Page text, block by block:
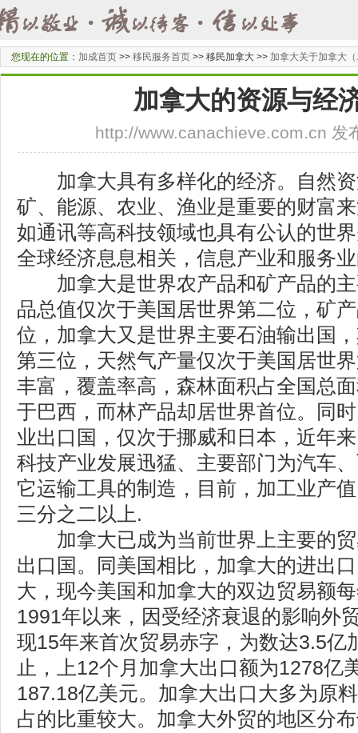
您现在的位置： 加成首页 >> 移民服务首页 >> 移民加拿大 >> 加拿大关于加拿大
加拿大的资源与经
http://www.canachieve.com.cn 发
加拿大具有多样化的经济。自然资
矿、能源、农业、渔业是重要的财富
如通讯等高科技领域也具有公认的世
全球经济息息相关，信息产业和服务
加拿大是世界农产品和矿产品的主
品总值仅次于美国居世界第二位，矿
位，加拿大又是世界主要石油输出国
第三位，天然气产量仅次于美国居世
丰富，覆盖率高，森林面积占全国总
于巴西，而林产品却居世界首位。同
业出口国，仅次于挪威和日本，近年
科技产业发展迅猛、主要部门为汽车
它运输工具的制造，目前，加工业产
三分之二以上.
加拿大已成为当前世界上主要的贸
出口国。同美国相比，加拿大的进出
大，现今美国和加拿大的双边贸易额
1991年以来，因受经济衰退的影响外
现15年来首次贸易赤字，为数达3.5亿
止，上12个月加拿大出口额为1278亿
187.18亿美元。加拿大出口大多为原
占的比重较大。加拿大外贸的地区分